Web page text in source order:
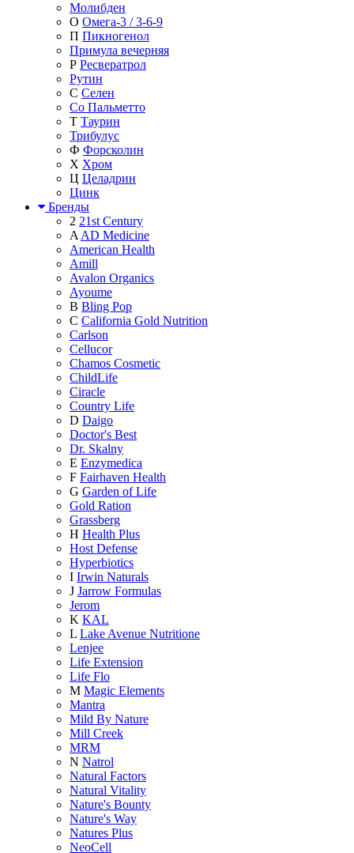
Молибден
О Омега-3 / 3-6-9
П Пикногенол
Примула вечерняя
Р Ресвератрол
Рутин
С Селен
Со Пальметто
Т Таурин
Трибулус
Ф Форсколин
Х Хром
Ц Целадрин
Цинк
Бренды
2 21st Century
A AD Medicine
American Health
Amill
Avalon Organics
Ayoume
B Bling Pop
C California Gold Nutrition
Carlson
Cellucor
Chamos Cosmetic
ChildLife
Ciracle
Country Life
D Daigo
Doctor's Best
Dr. Skalny
E Enzymedica
F Fairhaven Health
G Garden of Life
Gold Ration
Grassberg
H Health Plus
Host Defense
Hyperbiotics
I Irwin Naturals
J Jarrow Formulas
Jerom
K KAL
L Lake Avenue Nutritione
Lenjee
Life Extension
Life Flo
M Magic Elements
Mantra
Mild By Nature
Mill Creek
MRM
N Natrol
Natural Factors
Natural Vitality
Nature's Bounty
Nature's Way
Natures Plus
NeoCell